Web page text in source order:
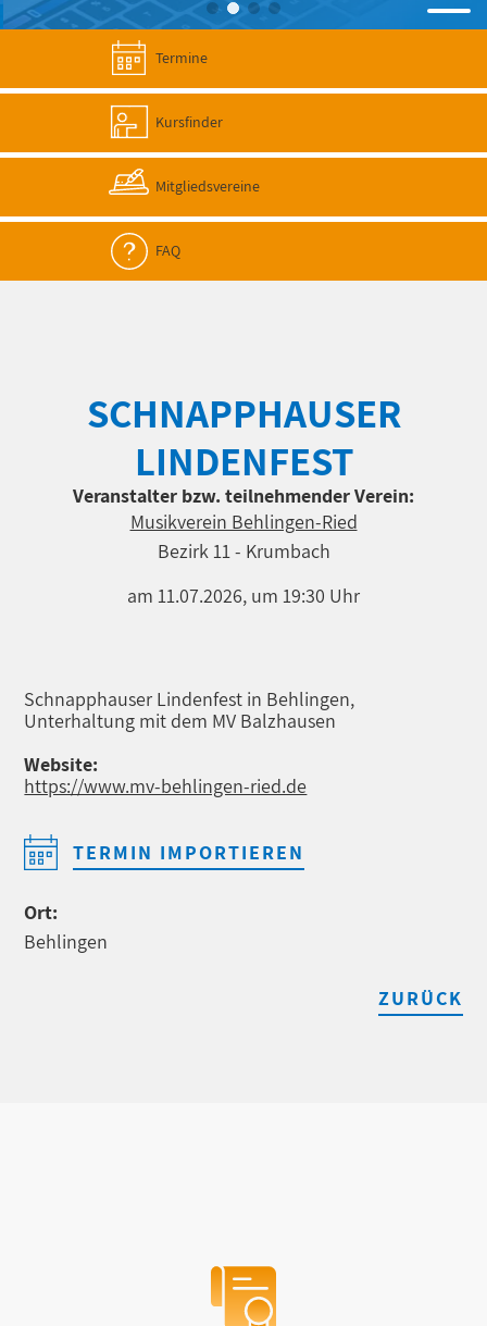
Termine
Kursfinder
Mitgliedsvereine
FAQ
SCHNAPPHAUSER
LINDENFEST
Veranstalter bzw. teilnehmender Verein:
Musikverein Behlingen-Ried
Bezirk 11 - Krumbach
am 11.07.2026, um 19:30 Uhr
Schnapphauser Lindenfest in Behlingen,
Unterhaltung mit dem MV Balzhausen
Website:
https://www.mv-behlingen-ried.de
TERMIN IMPORTIEREN
Ort:
Behlingen
ZURÜCK